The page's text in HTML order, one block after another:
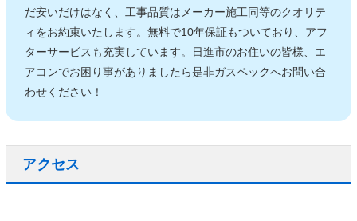
だ安いだけはなく、工事品質はメーカー施工同等のクオリテ
ィをお約束いたします。無料で10年保証もついており、アフ
ターサービスも充実しています。日進市のお住いの皆様、エ
アコンでお困り事がありましたら是非ガスペックへお問い合
わせください！
アクセス